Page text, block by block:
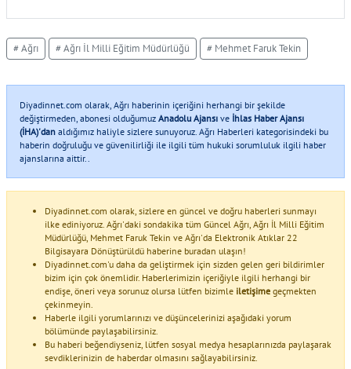
# Ağrı # Ağrı İl Milli Eğitim Müdürlüğü # Mehmet Faruk Tekin
Diyadinnet.com olarak, Ağrı haberinin içeriğini herhangi bir şekilde
değiştirmeden, abonesi olduğumuz Anadolu Ajansı ve İhlas Haber Ajansı
(İHA)'dan aldığımız haliyle sizlere sunuyoruz. Ağrı Haberleri kategorisindeki bu
haberin doğruluğu ve güvenilirliği ile ilgili tüm hukuki sorumluluk ilgili haber
ajanslarına aittir..
Diyadinnet.com olarak, sizlere en güncel ve doğru haberleri sunmayı
ilke ediniyoruz. Ağrı'daki sondakika tüm Güncel Ağrı, Ağrı İl Milli Eğitim
Müdürlüğü, Mehmet Faruk Tekin ve Ağrı'da Elektronik Atıklar 22
Bilgisayara Dönüştürüldü haberine buradan ulaşın!
Diyadinnet.com'u daha da geliştirmek için sizden gelen geri bildirimler
bizim için çok önemlidir. Haberlerimizin içeriğiyle ilgili herhangi bir
endişe, öneri veya sorunuz olursa lütfen bizimle iletişime geçmekten
çekinmeyin.
Haberle ilgili yorumlarınızı ve düşüncelerinizi aşağıdaki yorum
bölümünde paylaşabilirsiniz.
Bu haberi beğendiyseniz, lütfen sosyal medya hesaplarınızda paylaşarak
sevdiklerinizin de haberdar olmasını sağlayabilirsiniz.